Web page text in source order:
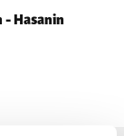
Hasanin